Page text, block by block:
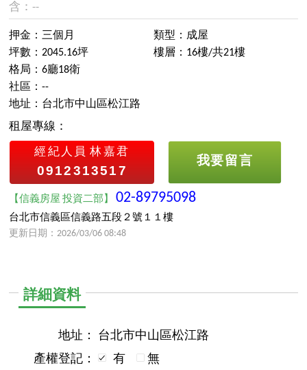
含：--
押金：三個月
坪數：2045.16坪
類型：成屋
樓層：16樓/共21樓
格局：6廳18衛
社區：--
地址：台北市中山區松江路
租屋專線：
經紀人員 林嘉君
0912313517
我要留言
【信義房屋 投資二部】02-89795098
台北市信義區信義路五段２號１１樓
更新日期：2026/03/06 08:48
詳細資料
地址：
台北市中山區松江路
產權登記：
有
無